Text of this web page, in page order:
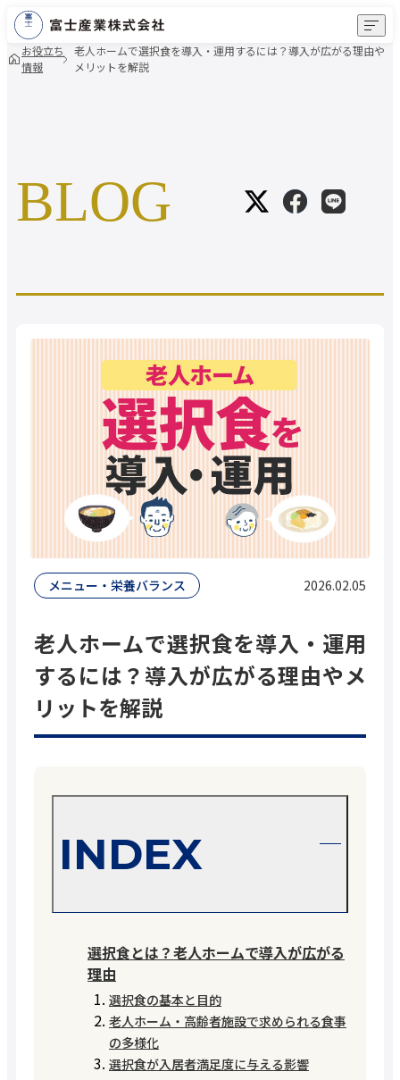
MENU
導入事例
お役立ち情報
お問い合わせ
資料請求 お問い合わせ
医療・介護・福祉食事サービスのパイオニア
お役立ち
情報
老人ホームで選択食を導入・運用するには？導入が広がる理由や
メリットを解説
BLOG
メニュー・栄養バランス 2026.02.05
老人ホームで選択食を導入・運用
するには？導入が広がる理由やメ
リットを解説
INDEX
選択食とは？老人ホームで導入が広がる
理由
選択食の基本と目的
老人ホーム・高齢者施設で求められる食事
の多様化
選択食が入居者満足度に与える影響